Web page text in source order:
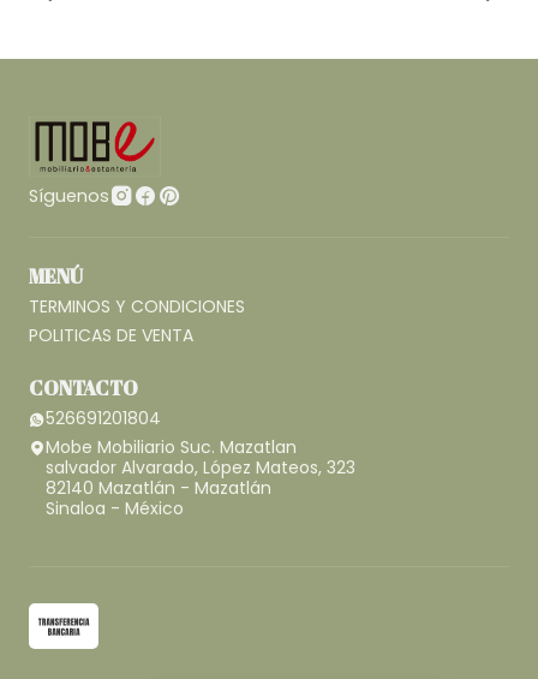
Síguenos
MENÚ
TERMINOS Y CONDICIONES
POLITICAS DE VENTA
CONTACTO
526691201804
Mobe Mobiliario Suc. Mazatlan
salvador Alvarado, López Mateos, 323
82140 Mazatlán - Mazatlán
Sinaloa - México